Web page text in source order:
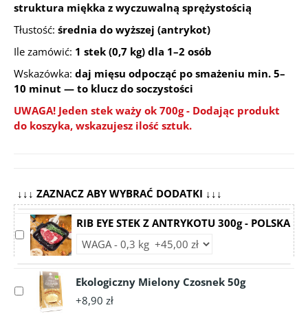
struktura miękka z wyczuwalną sprężystością
Tłustość: średnia do wyższej (antrykot)
Ile zamówić: 1 stek (0,7 kg) dla 1–2 osób
Wskazówka: daj mięsu odpocząć po smażeniu min. 5–
10 minut — to klucz do soczystości
UWAGA! Jeden stek waży ok 700g- Dodając produkt
do koszyka, wskazujesz ilość sztuk.
↓↓↓ ZAZNACZ ABY WYBRAĆ DODATKI ↓↓↓
Select
accessory
EYE
STEK
RIB EYE STEK Z ANTRYKOTU 300g - POLSKA
Choose
RIB
EYE
Select
accessory
Ekologiczny Mielony Czosnek 50g
+8,90 zł